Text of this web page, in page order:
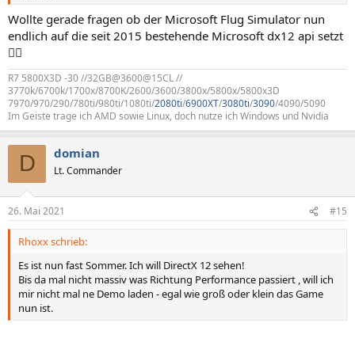
Wollte gerade fragen ob der Microsoft Flug Simulator nun
endlich auf die seit 2015 bestehende Microsoft dx12 api setzt
🤦‍♂️
R7 5800X3D -30 //32GB@3600@15CL //
3770k/6700k/1700x/8700K/2600/3600/3800x/5800x/5800x3D
7970/970/290/780ti/980ti/1080ti/2080ti/6900XT/3080ti/3090/4090/5090
Im Geiste trage ich AMD sowie Linux, doch nutze ich Windows und Nvidia
D domian
Lt. Commander
26. Mai 2021 #15
Rhoxx schrieb:
Es ist nun fast Sommer. Ich will DirectX 12 sehen!
Bis da mal nicht massiv was Richtung Performance passiert , will ich
mir nicht mal ne Demo laden - egal wie groß oder klein das Game
nun ist.